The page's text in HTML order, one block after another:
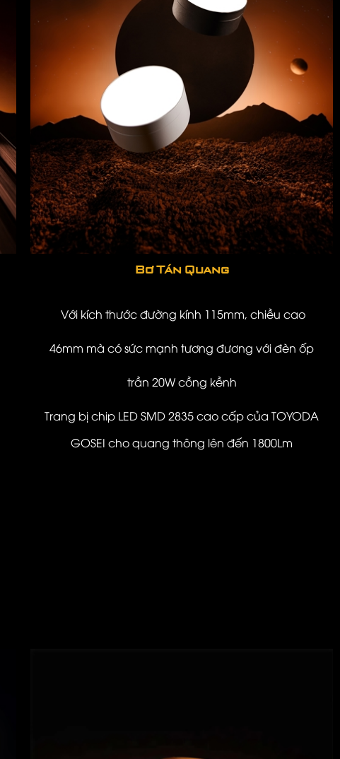
Bơ Tán Quang
Với kích thước đường kính 115mm, chiều cao
46mm mà có sức mạnh tương đương với đèn ốp
trần 20W cồng kềnh
Trang bị chip LED SMD 2835 cao cấp của TOYODA
GOSEI cho quang thông lên đến 1800Lm